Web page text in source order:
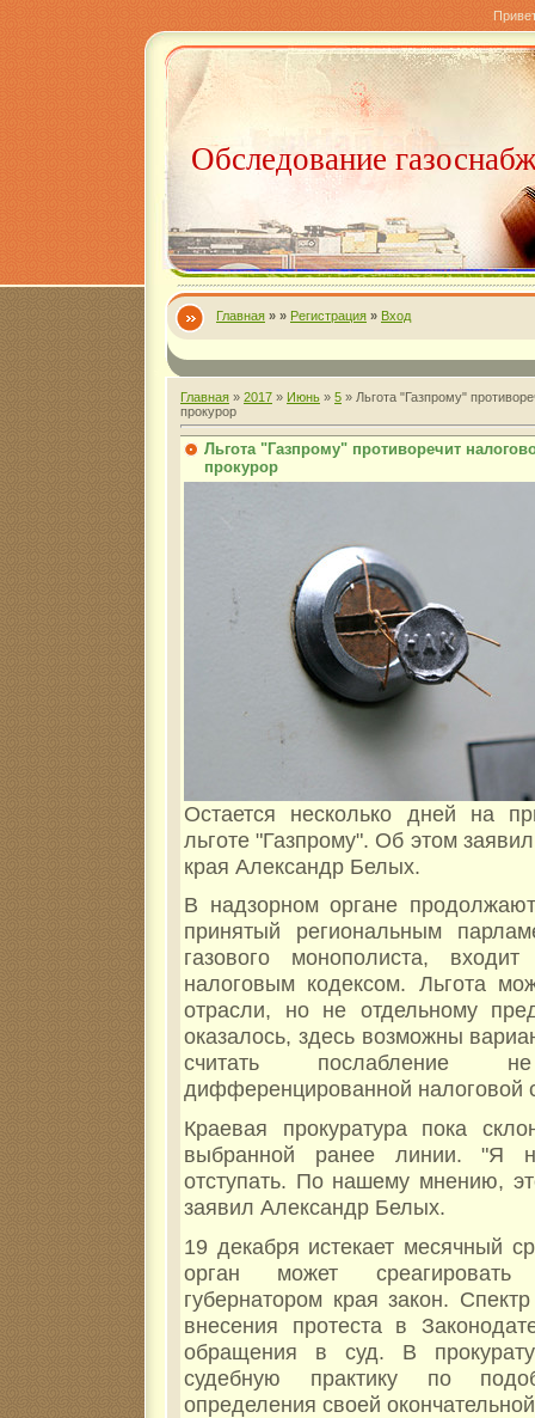
Обследование
Главная » » Регистрация » Вход
Главная » 2017 » Июнь » 5 » Льгота "Газпрому"
прокурор
Льгота "Газпрому" противоречит
прокурор
Остается несколько дней на
льготе "Газпрому". Об этом
края Александр Белых.
В надзорном органе
принятый региональным
газового монополиста,
налоговым кодексом. Льгота
отрасли, но не отдельному
оказалось, здесь возможны
считать послабление
дифференцированной налоговой
Краевая прокуратура пока
выбранной ранее линии. "Я
отступать. По нашему мнению,
заявил Александр Белых.
19 декабря истекает месячный
орган может
губернатором края закон.
внесения протеста в
обращения в суд. В
судебную практику по
определения своей